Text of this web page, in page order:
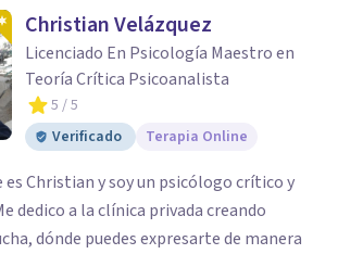
Christian Velázquez
Licenciado En Psicología Maestro en
Teoría Crítica Psicoanalista
5 / 5
Verificado
Terapia Online
Christian y soy un psicólogo crítico y
dedico a la clínica privada creando
dónde puedes expresarte de manera